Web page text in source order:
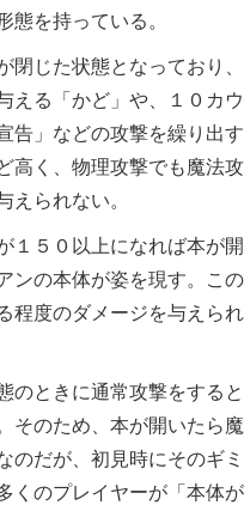
態を持っている。
閉じた状態となっており
える「かど」や、１０カ
告」などの攻撃を繰り出
高く、物理攻撃でも魔法
えられない。
１５０以上になれば本が
ンの本体が姿を現す。こ
程度のダメージを与えら
のときに通常攻撃をする
そのため、本が開いたら
のだが、初見時にそのギ
くのプレイヤーが「本体